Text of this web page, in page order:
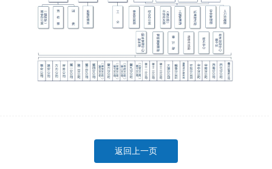
返回上一页